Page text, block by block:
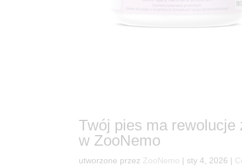
Twój pies ma rewolucje
w ZooNemo
utworzone przez ZooNemo | sty 4, 2026 |